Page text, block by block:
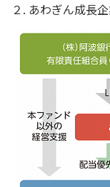
２. あわぎん成長